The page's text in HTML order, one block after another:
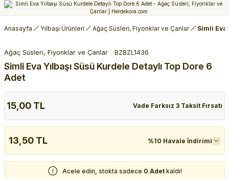
Anasayfa Yılbaşı Ürünleri Ağaç Süsleri, Fiyonklar ve Çanlar Simli Eva
Ağaç Süsleri, Fiyonklar ve Çanlar BZBZL1436
Simli Eva Yılbaşı Süsü Kurdele Detaylı Top Dore 6
Adet
15,00 TL Vade Farksız 3 Taksit Fırsatı
13,50 TL %10 Havale İndirimi
Acele edin, stokta sadece 0 Adet kaldı!